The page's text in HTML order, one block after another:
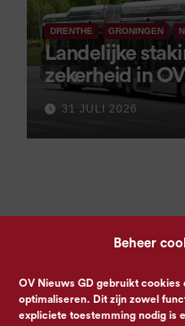
Beheer
OV Nieuws GD gebruikt
optimaliseren. Dit zijn zowel
expliciete toestemming nodig is
DRENTHE GRONINGEN
Landelijke
zekerheid in
voor 9
31 JULI 2026